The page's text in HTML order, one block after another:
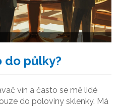
do půlky?
vín a často se mě lidé
do poloviny sklenky. Má